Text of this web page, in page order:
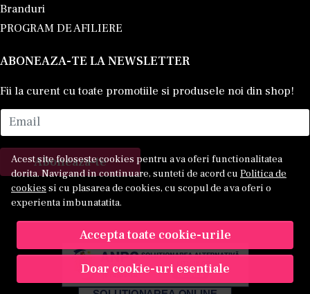
Acest site foloseste cookies pentru a va oferi functionalitatea
dorita. Navigand in continuare, sunteti de acord cu Politica de
cookies si cu plasarea de cookies, cu scopul de a va oferi o
experienta imbunatatita.
Accepta toate cookie-urile
Doar cookie-uri esentiale
Branduri
PROGRAM DE AFILIERE
ABONEAZA-TE LA NEWSLETTER
Fii la curent cu toate promotiile si produsele noi din shop!
Email
Aboneaza-te